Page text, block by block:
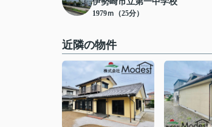
1979ｍ（25分）
近隣の物件